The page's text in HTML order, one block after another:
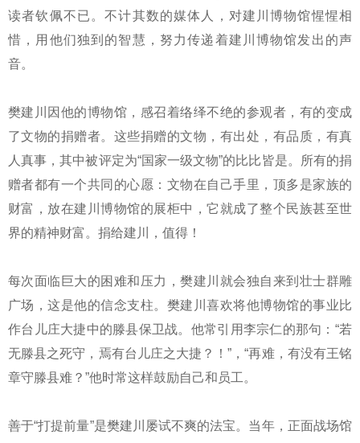
读者钦佩不已。不计其数的媒体人，对建川博物馆惺惺相
惜，用他们独到的智慧，努力传递着建川博物馆发出的声
音。
樊建川因他的博物馆，感召着络绎不绝的参观者，有的变成
了文物的捐赠者。这些捐赠的文物，有出处，有品质，有真
人真事，其中被评定为“国家一级文物”的比比皆是。所有的捐
赠者都有一个共同的心愿：文物在自己手里，顶多是家族的
财富，放在建川博物馆的展柜中，它就成了整个民族甚至世
界的精神财富。捐给建川，值得！
每次面临巨大的困难和压力，樊建川就会独自来到壮士群雕
广场，这是他的信念支柱。樊建川喜欢将他博物馆的事业比
作台儿庄大捷中的滕县保卫战。他常引用李宗仁的那句：“若
无滕县之死守，焉有台儿庄之大捷？！”，“再难，有没有王铭
章守滕县难？”他时常这样鼓励自己和员工。
善于“打提前量”是樊建川屡试不爽的法宝。当年，正面战场馆